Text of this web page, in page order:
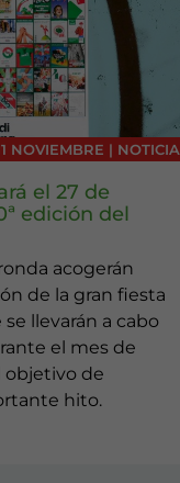
NOVIEMBRE | NOTICIA
el 27 de
edición del
acogerán
de la gran fiesta
llevarán a cabo
el mes de
objetivo de
hito.